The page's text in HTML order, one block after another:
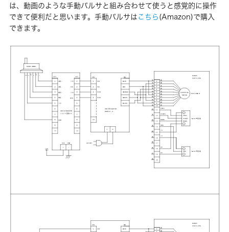
は、動画のような手動パルサと組み合わせて使うと感覚的に操作
できて便利だと思います。手動パルサはこちら(Amazon)で購入
できます。